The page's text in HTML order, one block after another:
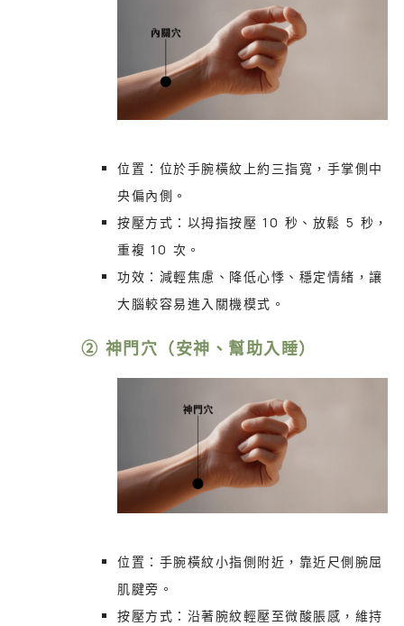
位置：位於手腕橫紋上約三指寬，手掌側中
央偏內側。
按壓方式：以拇指按壓 10 秒、放鬆 5 秒，
重複 10 次。
功效：減輕焦慮、降低心悸、穩定情緒，讓
大腦較容易進入關機模式。
② 神門穴（安神、幫助入睡）
位置：手腕橫紋小指側附近，靠近尺側腕屈
肌腱旁。
按壓方式：沿著腕紋輕壓至微酸脹感，維持